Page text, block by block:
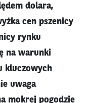
dolara,
cen pszenicy
rynku
na warunki
kluczowych
uwaga
mokrej pogodzie